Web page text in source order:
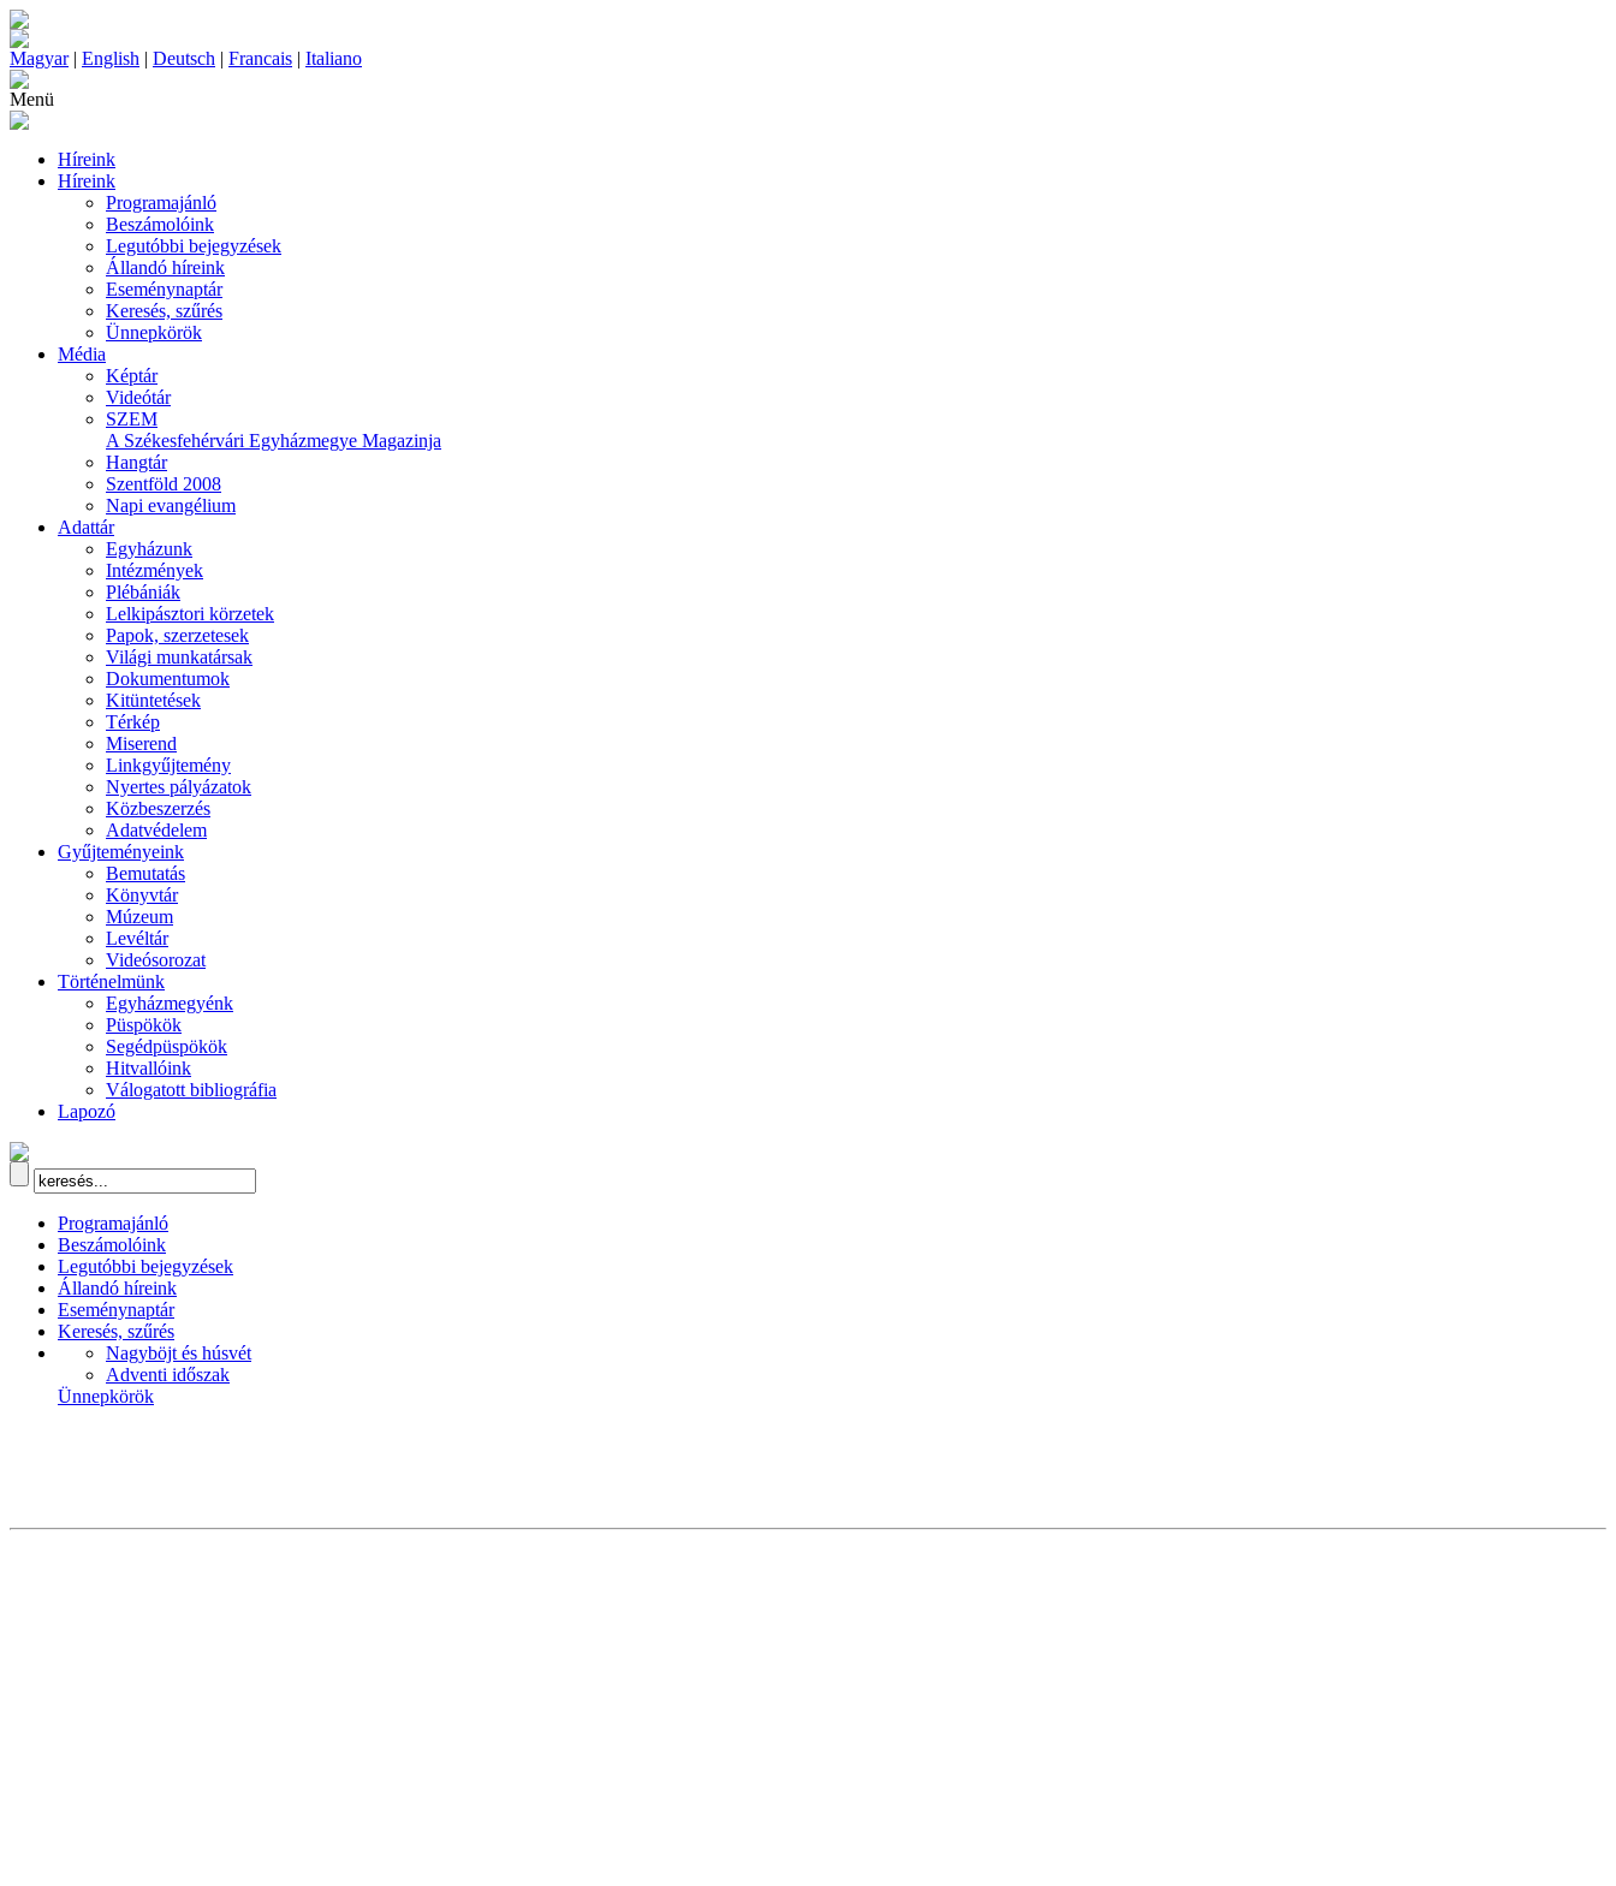
Magyar| English | Deutsch | Francais | Italiano
Menü
Híreink
Híreink
Programajánló
Beszámolóink
Legutóbbi bejegyzések
Állandó híreink
Eseménynaptár
Keresés, szűrés
Ünnepkörök
Média
Képtár
Videótár
SZEM
A Székesfehérvári Egyházmegye Magazinja
Hangtár
Szentföld 2008
Napi evangélium
Adattár
Egyházunk
Intézmények
Plébániák
Lelkipásztori körzetek
Papok, szerzetesek
Világi munkatársak
Dokumentumok
Kitüntetések
Térkép
Miserend
Linkgyűjtemény
Nyertes pályázatok
Közbeszerzés
Adatvédelem
Gyűjteményeink
Bemutatás
Könyvtár
Múzeum
Levéltár
Videósorozat
Történelmünk
Egyházmegyénk
Püspökök
Segédpüspökök
Hitvallóink
Válogatott bibliográfia
Lapozó
Programajánló
Beszámolóink
Legutóbbi bejegyzések
Állandó híreink
Eseménynaptár
Keresés, szűrés
Nagyböjt és húsvét
Adventi időszak
Ünnepkörök